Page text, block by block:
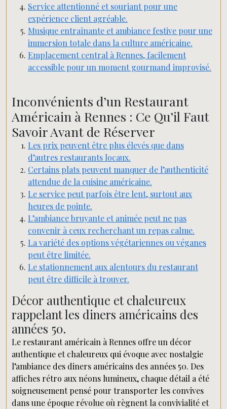
Service attentionné et souriant pour une
expérience client agréable.
Musique entraînante et ambiance festive pour une
immersion totale dans la culture américaine.
Emplacement central à Rennes, facilement
accessible pour un moment gourmand improvisé.
Inconvénients d’un Restaurant
Américain à Rennes : Ce Qu’il Faut
Savoir Avant de Réserver
Les prix peuvent être plus élevés que dans
d’autres restaurants locaux.
Certains plats peuvent manquer de l’authenticité
attendue de la cuisine américaine.
Le service peut parfois être lent, surtout aux
heures de pointe.
L’ambiance bruyante et animée peut ne pas
convenir à ceux recherchant un repas calme.
La variété des options végétariennes ou véganes
peut être limitée.
Le stationnement aux alentours du restaurant
peut être difficile à trouver.
Décor authentique et chaleureux
rappelant les diners américains des
années 50.
Le restaurant américain à Rennes offre un décor
authentique et chaleureux qui évoque avec nostalgie
l’ambiance des diners américains des années 50. Des
affiches rétro aux néons lumineux, chaque détail a été
soigneusement pensé pour transporter les convives
dans une époque révolue où règnent la convivialité et